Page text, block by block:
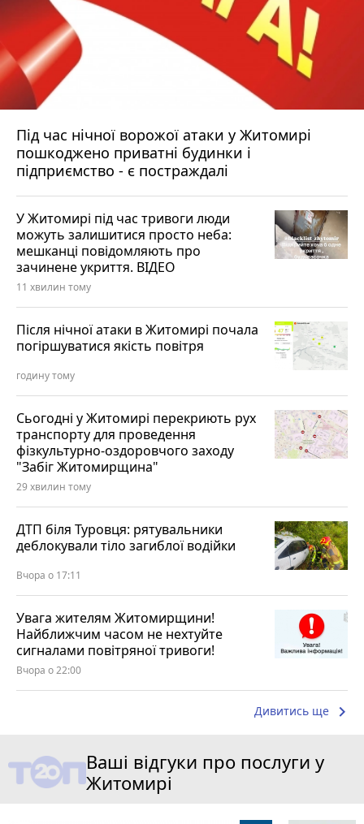
Під час нічної ворожої атаки у Житомирі
пошкоджено приватні будинки і
підприємство - є постраждалі
У Житомирі під час тривоги люди
можуть залишитися просто неба:
мешканці повідомляють про
зачинене укриття. ВІДЕО
11 хвилин тому
Після нічної атаки в Житомирі почала
погіршуватися якість повітря
годину тому
Сьогодні у Житомирі перекриють рух
транспорту для проведення
фізкультурно-оздоровчого заходу
"Забіг Житомирщина"
29 хвилин тому
ДТП біля Туровця: рятувальники
деблокували тіло загиблої водійки
Вчора о 17:11
Увага жителям Житомирщини!
Найближчим часом не нехтуйте
сигналами повітряної тривоги!
Вчора о 22:00
Дивитись ще keyboard_arrow_right
Ваші відгуки про послуги у
Житомирі